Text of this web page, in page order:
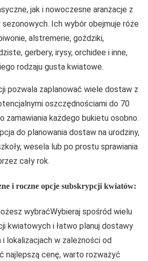
jak i nowoczesne aranżacje z
Ich wybór obejmuje róże
alstremerie, goździki,
gerbery, irysy, orchidee i inne,
rodzaju gusta kwiatowe.
pozwala zaplanować wiele dostaw z
oszczędnościami do 70
zamawiania każdego bukietu osobno.
do planowania dostaw na urodziny,
wesela lub po prostu sprawiania
cały rok.
i roczne opcje subskrypcji kwiatów:
wybraćWybieraj spośród wielu
kwiatowych i łatwo planuj dostawy
lokalizacjach w zależności od
najlepszą cenę, warto rozważyć